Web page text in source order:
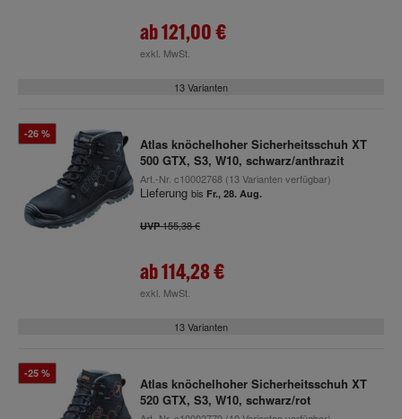
ab121,00 €
exkl. MwSt.
13 Varianten
-26 %
Atlas knöchelhoher Sicherheitsschuh XT
500 GTX, S3, W10, schwarz/anthrazit
Art.-Nr. c10002768(13 Varianten verfügbar)
Lieferung bis Fr., 28. Aug.
UVP155,38 €
ab114,28 €
exkl. MwSt.
13 Varianten
-25 %
Atlas knöchelhoher Sicherheitsschuh XT
520 GTX, S3, W10, schwarz/rot